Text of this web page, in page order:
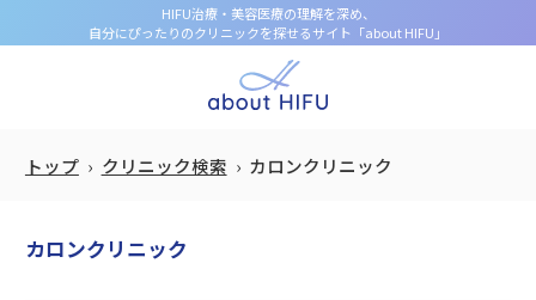
HIFU治療・美容医療の理解を深め、
自分にぴったりのクリニックを探せるサイト「about HIFU」
トップ クリニック検索 カロンクリニック
カロンクリニック